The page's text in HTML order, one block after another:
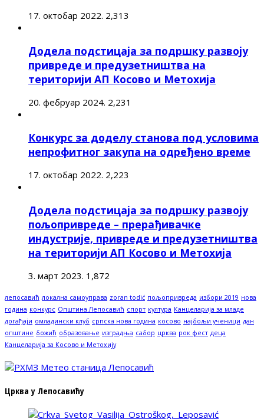
17. октобар 2022. 2,313
Додела подстицаја за подршку развоју
привреде и предузетништва на
територији АП Косово и Метохија
20. фебруар 2024. 2,231
Конкурс за доделу станова под условима
непрофитног закупа на одређено време
17. октобар 2022. 2,223
Додела подстицаја за подршку развоју
пољопривреде – прерађивачке
индустрије, привреде и предузетништва
на територији АП Косово и Метохија
3. март 2023. 1,872
лепосавић локална самоуправа zoran todić пољопривреда избори 2019 нова
година конкурс Општина Лепосавић спорт култура Канцеларија за младе
догађаји омладински клуб српска нова година косово најбољи ученици дан
општине божић образовање изградња сабор црква рок фест деца
Канцеларија за Косово и Метохију
Црква у Лепосавићу